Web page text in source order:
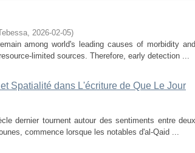
, 2026-02-05)
among world's leading causes of morbidity and
limited sources. Therefore, early detection ...
Spatialité dans L'écriture de Que Le Jour
dernier tournent autour des sentiments entre deux
commence lorsque les notables d'al-Qaid ...